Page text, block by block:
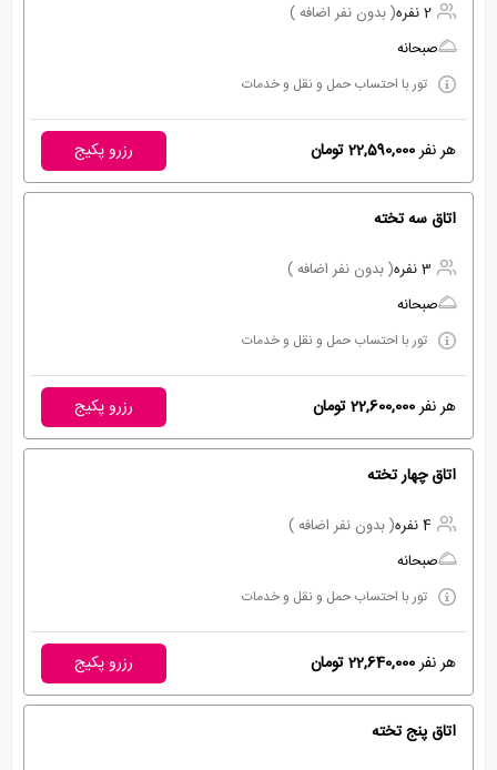
2 نفره
( بدون نفر اضافه )
صبحانه
تور با احتساب حمل و نقل و خدمات
هر نفر22,590,000 تومان رزرو پکیج
اتاق سه تخته
3 نفره
( بدون نفر اضافه )
صبحانه
تور با احتساب حمل و نقل و خدمات
هر نفر22,600,000 تومان رزرو پکیج
اتاق چهار تخته
4 نفره
( بدون نفر اضافه )
صبحانه
تور با احتساب حمل و نقل و خدمات
هر نفر22,640,000 تومان رزرو پکیج
اتاق پنج تخته